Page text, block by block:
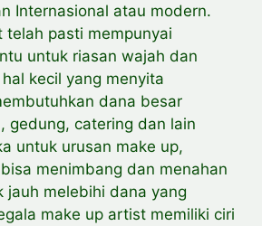
Internasional atau modern.
telah pasti mempunyai
untuk riasan wajah dan
kecil yang menyita
dana besar
gedung, catering dan lain
untuk urusan make up,
menimbang dan menahan
jauh melebihi dana yang
make up artist memiliki ciri